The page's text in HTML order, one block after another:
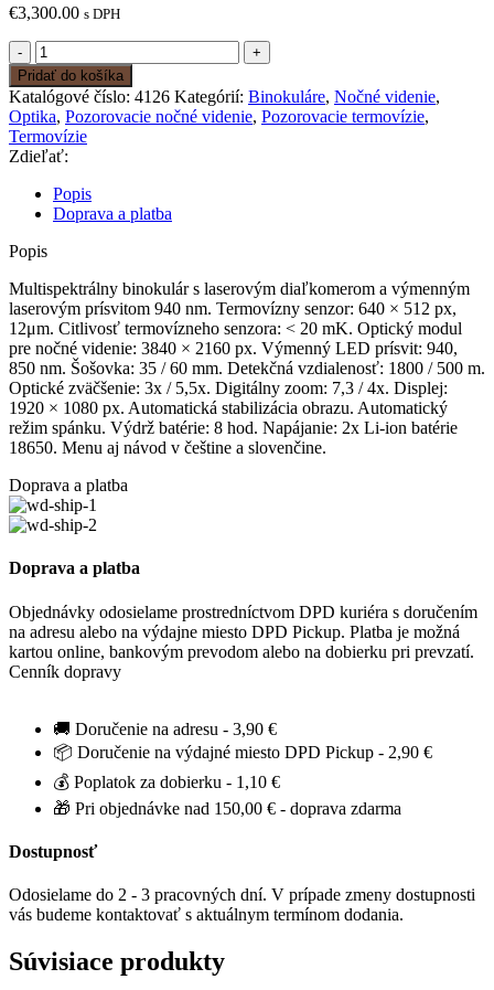
€3,300.00 s DPH
množstvo
HIKMICRO
HABROK
4K
HQ35L
LASER
Pridať do košíka
Katalógové číslo: 4126 Kategórií: Binokuláre, Nočné videnie,
Optika, Pozorovacie nočné videnie, Pozorovacie termovízie,
Termovízie
Zdieľať:
Popis
Doprava a platba
Popis
Multispektrálny binokulár s laserovým diaľkomerom a výmenným
laserovým prísvitom 940 nm. Termovízny senzor: 640 × 512 px,
12μm. Citlivosť termovízneho senzora: < 20 mK. Optický modul
pre nočné videnie: 3840 × 2160 px. Výmenný LED prísvit: 940,
850 nm. Šošovka: 35 / 60 mm. Detekčná vzdialenosť: 1800 / 500 m.
Optické zväčšenie: 3x / 5,5x. Digitálny zoom: 7,3 / 4x. Displej:
1920 × 1080 px. Automatická stabilizácia obrazu. Automatický
režim spánku. Výdrž batérie: 8 hod. Napájanie: 2x Li-ion batérie
18650. Menu aj návod v češtine a slovenčine.
Doprava a platba
Doprava a platba
Objednávky odosielame prostredníctvom DPD kuriéra s doručením
na adresu alebo na výdajne miesto DPD Pickup. Platba je možná
kartou online, bankovým prevodom alebo na dobierku pri prevzatí.
Cenník dopravy
🚚 Doručenie na adresu - 3,90 €
📦 Doručenie na výdajné miesto DPD Pickup - 2,90 €
💰 Poplatok za dobierku - 1,10 €
🎁 Pri objednávke nad 150,00 € - doprava zdarma
Dostupnosť
Odosielame do 2 - 3 pracovných dní. V prípade zmeny dostupnosti
vás budeme kontaktovať s aktuálnym termínom dodania.
Súvisiace produkty